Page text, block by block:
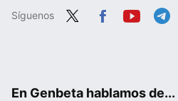
Síguenos
En Genbeta hablamos de...